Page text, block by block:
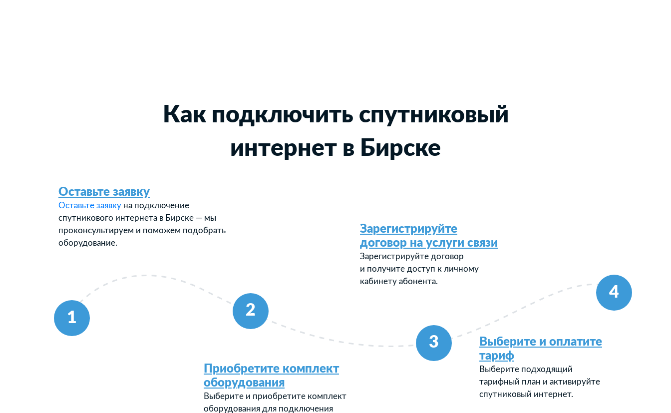
Как подключить спутниковый
интернет в Бирске
1
2
3
4
Оставьте заявку
Оставьте заявку на подключение
спутникового интернета в Бирске — мы
проконсультируем и поможем подобрать
оборудование.
Приобретите комплект
оборудования
Выберите и приобретите комплект
оборудования для подключения
Зарегистрируйте
договор на услуги связи
Зарегистрируйте договор
и получите доступ к личному
кабинету абонента.
Выберите и оплатите
тариф
Выберите подходящий
тарифный план и активируйте
спутниковый интернет.